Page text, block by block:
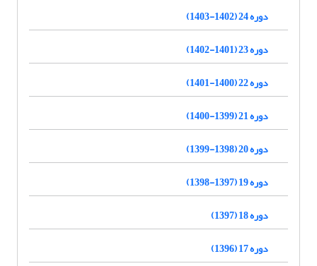
دوره 24 (1402-1403)
دوره 23 (1401-1402)
دوره 22 (1400-1401)
دوره 21 (1399-1400)
دوره 20 (1398-1399)
دوره 19 (1397-1398)
دوره 18 (1397)
دوره 17 (1396)